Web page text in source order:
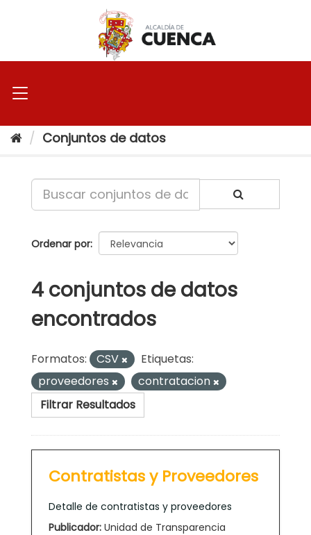
Conjuntos de datos
Ordenar por
4 conjuntos de datos
encontrados
Formatos: CSV
Etiquetas:
proveedores
contratacion
Filtrar Resultados
Contratistas y Proveedores
Detalle de contratistas y proveedores
Publicador: Unidad de Transparencia